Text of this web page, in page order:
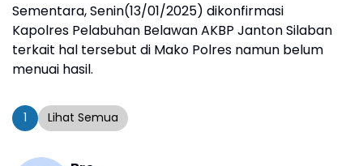
Sementara, Senin(13/01/2025) dikonfirmasi
Kapolres Pelabuhan Belawan AKBP Janton Silaban
terkait hal tersebut di Mako Polres namun belum
menuai hasil.
1 Lihat Semua